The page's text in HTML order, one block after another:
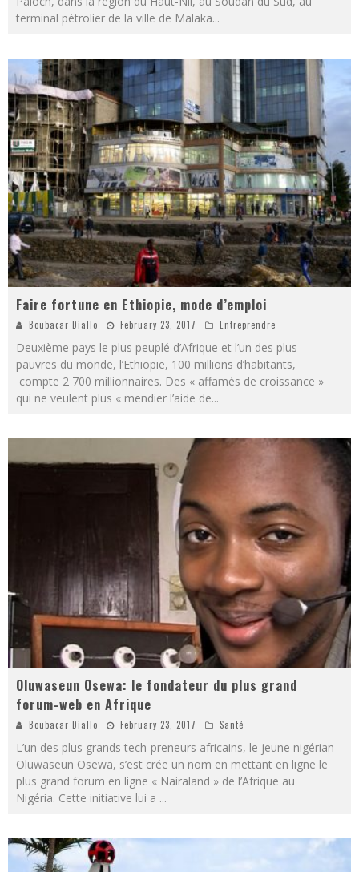
terminal pétrolier de la ville de Malaka...
Faire fortune en Ethiopie, mode d’emploi
Boubacar Diallo February 23, 2017 Entreprendre
Deuxième pays le plus peuplé d’Afrique et l’un des plus
pauvres du monde, l’Ethiopie, 100 millions d’habitants,
compte 2 700 millionnaires. Des « affamés de croissance »
qui ne veulent plus « mendier l’aide de...
Oluwaseun Osewa: le fondateur du plus grand
forum-web en Afrique
Boubacar Diallo February 23, 2017 Santé
L’un des plus grands tech-preneurs africains, le jeune nigérian
Oluwaseun Osewa, s’est crée un nom en mettant en ligne le
plus grand forum en ligne « Nairaland » de l’Afrique au
Nigéria. Cette initiative lui a ...